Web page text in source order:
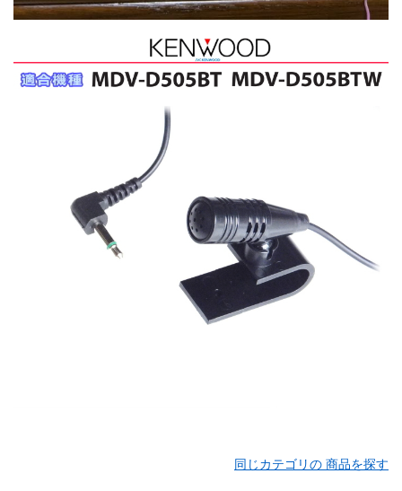
同じカテゴリの 商品を探す